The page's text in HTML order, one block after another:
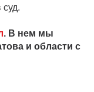
. В нем мы
и области с